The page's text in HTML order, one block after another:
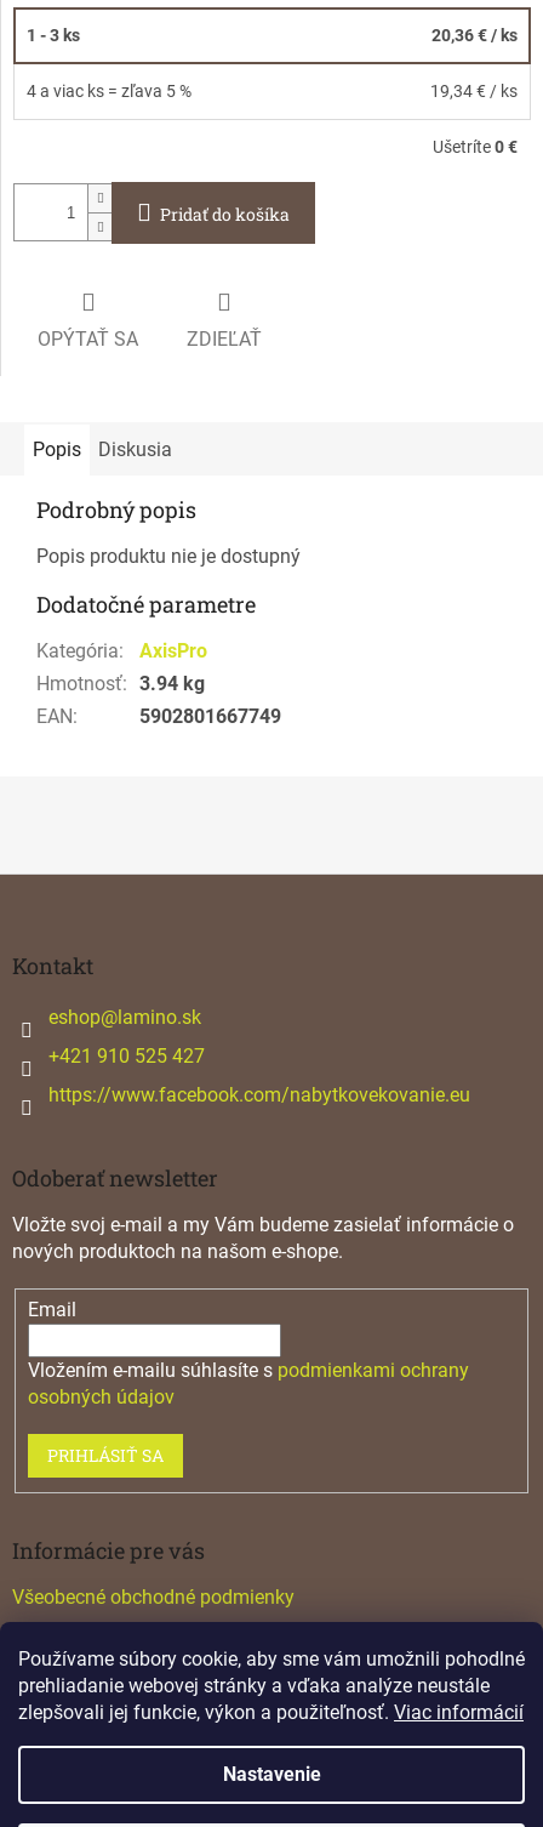
Používame súbory cookie, aby sme vám umožnili pohodlné
prehliadanie webovej stránky a vďaka analýze neustále
zlepšovali jej funkcie, výkon a použiteľnosť. Viac informácií
Nastavenie
1 - 3 ks 20,36 €/ ks
4 a viac ks = zľava 5 % 19,34 € / ks
Ušetríte0 €
Pridať do košíka
OPÝTAŤ SA ZDIEĽAŤ
Popis Diskusia
Podrobný popis
Popis produktu nie je dostupný
Dodatočné parametre
Kategória:
AxisPro
Hmotnosť: 3.94 kg
EAN: 5902801667749
Kontakt
eshop@ lamino.sk
+421 910 525 427
https://www.facebook.com/nabytkovekovanie.eu
Odoberať newsletter
Vložte svoj e-mail a my Vám budeme zasielať informácie o
nových produktoch na našom e-shope.
Email
Vložením e-mailu súhlasíte s podmienkami ochrany
osobných údajov
PRIHLÁSIŤ SA
Informácie pre vás
Všeobecné obchodné podmienky
Katalógy
Vytvoril Shoptet